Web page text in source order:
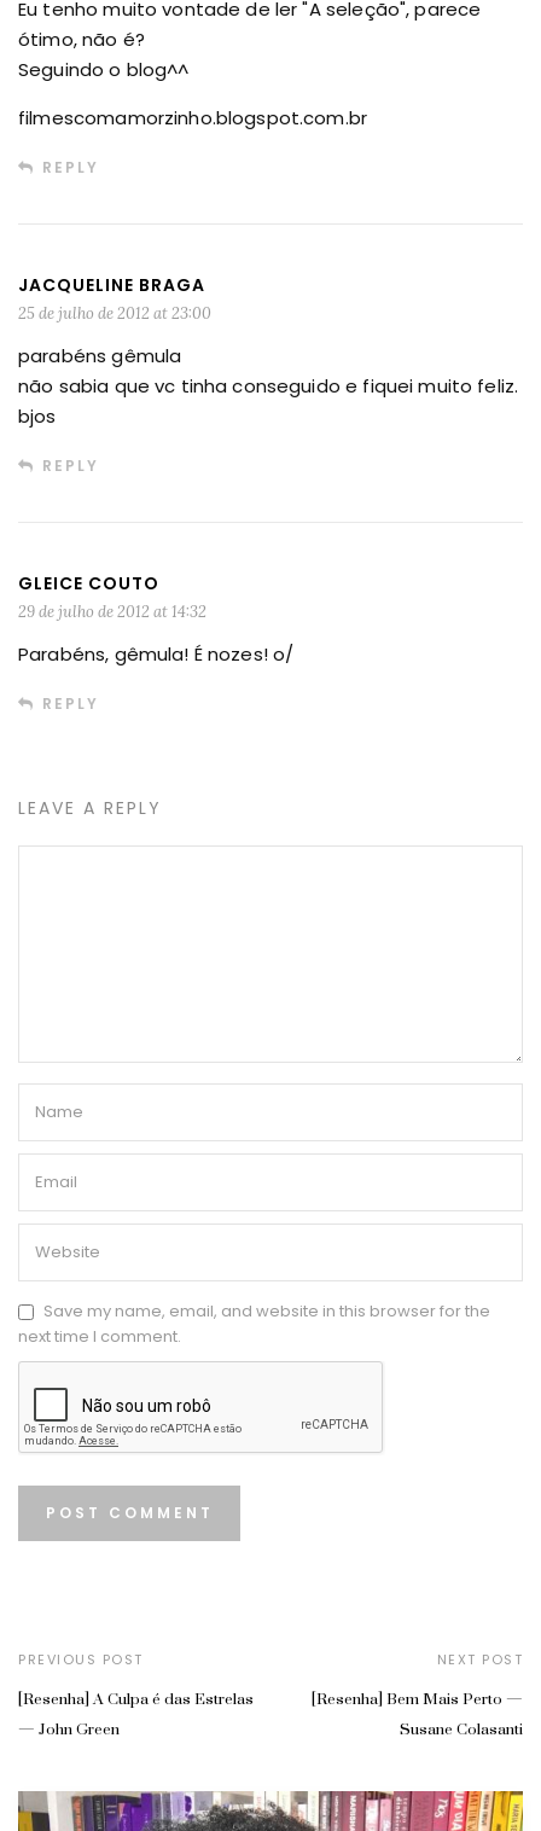
Eu tenho muito vontade de ler "A seleção", parece
ótimo, não é?
Seguindo o blog^^
filmescomamorzinho.blogspot.com.br
REPLY
JACQUELINE BRAGA
25 de julho de 2012 at 23:00
parabéns gêmula
não sabia que vc tinha conseguido e fiquei muito feliz.
bjos
REPLY
GLEICE COUTO
29 de julho de 2012 at 14:32
Parabéns, gêmula! É nozes! o/
REPLY
LEAVE A REPLY
Save my name, email, and website in this browser for the
next time I comment.
PREVIOUS POST
[Resenha] A Culpa é das Estrelas
— John Green
NEXT POST
[Resenha] Bem Mais Perto —
Susane Colasanti